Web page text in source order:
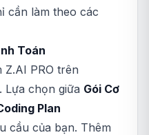
cần làm theo các
Toán
PRO trên
Lựa chọn giữa Gói Cơ
Plan
cầu của bạn. Thêm